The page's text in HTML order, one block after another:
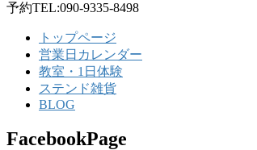
予約TEL:090-9335-8498
トップページ
営業日カレンダー
教室・1日体験
ステンド雑貨
BLOG
FacebookPage